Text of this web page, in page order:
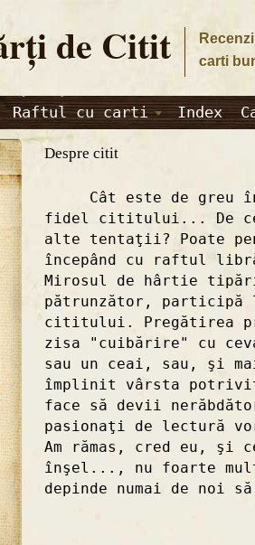
de Citit
carti
Raftul cu carti Index
Despre citit
Cât este de greu în
fidel cititului... De ce
alte tentaţii? Poate
începând cu raftul
Mirosul de hârtie
pătrunzător, participă
cititului. Pregătirea
zisa "cuibărire" cu
sau un ceai, sau, şi
împlinit vârsta
face să devii
pasionaţi de lectură
Am rămas, cred eu, şi
înşel..., nu foarte
depinde numai de noi